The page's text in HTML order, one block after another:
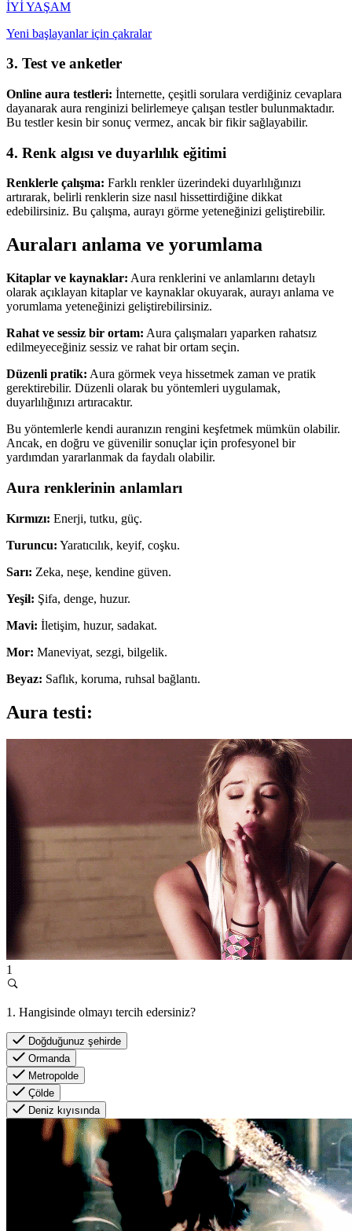
İYİ YAŞAM
Yeni başlayanlar için çakralar
3. Test ve anketler
Online aura testleri: İnternette, çeşitli sorulara verdiğiniz cevaplara
dayanarak aura renginizi belirlemeye çalışan testler bulunmaktadır.
Bu testler kesin bir sonuç vermez, ancak bir fikir sağlayabilir.
4. Renk algısı ve duyarlılık eğitimi
Renklerle çalışma: Farklı renkler üzerindeki duyarlılığınızı
artırarak, belirli renklerin size nasıl hissettirdiğine dikkat
edebilirsiniz. Bu çalışma, aurayı görme yeteneğinizi geliştirebilir.
Auraları anlama ve yorumlama
Kitaplar ve kaynaklar: Aura renklerini ve anlamlarını detaylı
olarak açıklayan kitaplar ve kaynaklar okuyarak, aurayı anlama ve
yorumlama yeteneğinizi geliştirebilirsiniz.
Rahat ve sessiz bir ortam: Aura çalışmaları yaparken rahatsız
edilmeyeceğiniz sessiz ve rahat bir ortam seçin.
Düzenli pratik: Aura görmek veya hissetmek zaman ve pratik
gerektirebilir. Düzenli olarak bu yöntemleri uygulamak,
duyarlılığınızı artıracaktır.
Bu yöntemlerle kendi auranızın rengini keşfetmek mümkün olabilir.
Ancak, en doğru ve güvenilir sonuçlar için profesyonel bir
yardımdan yararlanmak da faydalı olabilir.
Aura renklerinin anlamları
Kırmızı: Enerji, tutku, güç.
Turuncu: Yaratıcılık, keyif, coşku.
Sarı: Zeka, neşe, kendine güven.
Yeşil: Şifa, denge, huzur.
Mavi: İletişim, huzur, sadakat.
Mor: Maneviyat, sezgi, bilgelik.
Beyaz: Saflık, koruma, ruhsal bağlantı.
Aura testi:
1
1. Hangisinde olmayı tercih edersiniz?
Doğduğunuz şehirde
Ormanda
Metropolde
Çölde
Deniz kıyısında